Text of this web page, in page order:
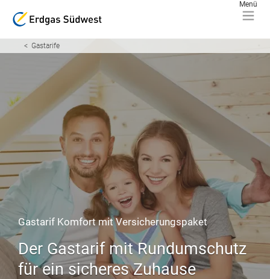
Gastarife
Gastarif Komfort mit Versicherungspaket
Der Gastarif mit Rundumschutz
für ein sicheres Zuhause